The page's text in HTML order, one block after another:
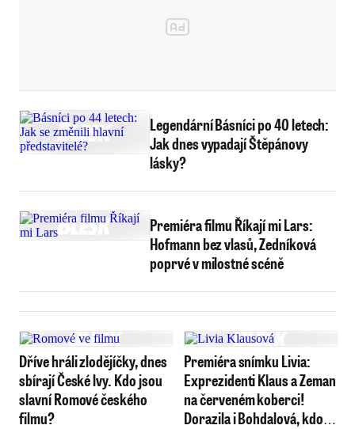
Legendární Básníci po 40 letech:
Jak dnes vypadají Štěpánovy
lásky?
Premiéra filmu Říkají mi Lars:
Hofmann bez vlasů, Zedníková
poprvé v milostné scéně
Dříve hráli zlodějíčky, dnes
sbírají České lvy. Kdo jsou
slavní Romové českého
filmu?
Premiéra snímku Livia:
Exprezidenti Klaus a Zeman
na červeném koberci!
Dorazila i Bohdalová, kdo